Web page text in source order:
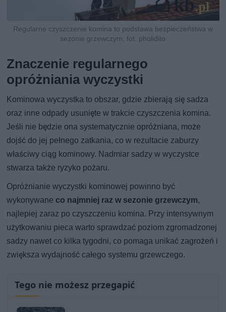
Regularne czyszczenie komina to podstawa bezpieczeństwa w
sezonie grzewczym, fot. pholidito
Znaczenie regularnego
opróżniania wyczystki
Kominowa wyczystka to obszar, gdzie zbierają się sadza
oraz inne odpady usunięte w trakcie czyszczenia komina.
Jeśli nie będzie ona systematycznie opróżniana, może
dojść do jej pełnego zatkania, co w rezultacie zaburzy
właściwy ciąg kominowy. Nadmiar sadzy w wyczystce
stwarza także ryzyko pożaru.
Opróżnianie wyczystki kominowej powinno być
wykonywane co najmniej raz w sezonie grzewczym,
najlepiej zaraz po czyszczeniu komina. Przy intensywnym
użytkowaniu pieca warto sprawdzać poziom zgromadzonej
sadzy nawet co kilka tygodni, co pomaga unikać zagrożeń i
zwiększa wydajność całego systemu grzewczego.
Tego nie możesz przegapić